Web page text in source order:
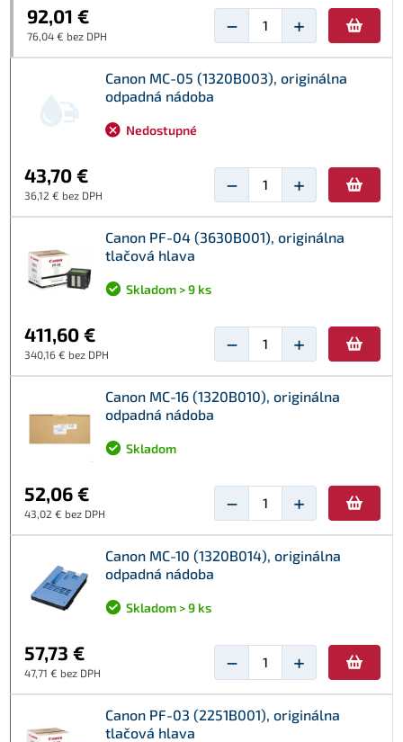
92,01 €
76,04 € bez DPH − +
Canon MC-05 (1320B003), originálna
odpadná nádoba
Nedostupné
43,70 €
36,12 € bez DPH − +
Canon PF-04 (3630B001), originálna
tlačová hlava
Skladom > 9 ks
411,60 €
340,16 € bez DPH − +
Canon MC-16 (1320B010), originálna
odpadná nádoba
Skladom
52,06 €
43,02 € bez DPH − +
Canon MC-10 (1320B014), originálna
odpadná nádoba
Skladom > 9 ks
57,73 €
47,71 € bez DPH − +
Canon PF-03 (2251B001), originálna
tlačová hlava